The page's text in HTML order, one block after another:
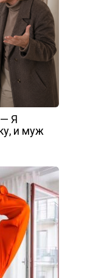
Я
и муж